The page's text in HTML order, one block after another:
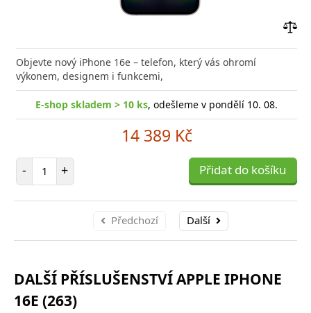
Objevte nový iPhone 16e – telefon, který vás ohromí
výkonem, designem i funkcemi,
E-shop skladem > 10 ks, odešleme v pondělí 10. 08.
14 389 Kč
- Počet položek
+ Přidat do košíku
Předchozí Další
DALŠÍ PŘÍSLUŠENSTVÍ APPLE IPHONE
16E (263)